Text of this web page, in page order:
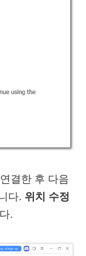
결한 후 다음
다. 위치 수정
.